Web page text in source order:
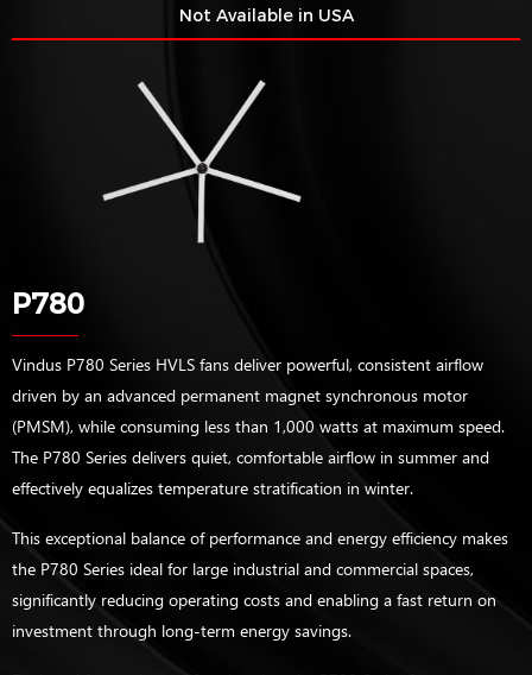
Not Available in USA
P780
Vindus P780 Series HVLS fans deliver powerful, consistent airflow
driven by an advanced permanent magnet synchronous motor
(PMSM), while consuming less than 1,000 watts at maximum speed.
The P780 Series delivers quiet, comfortable airflow in summer and
effectively equalizes temperature stratification in winter.
This exceptional balance of performance and energy efficiency makes
the P780 Series ideal for large industrial and commercial spaces,
significantly reducing operating costs and enabling a fast return on
investment through long-term energy savings.